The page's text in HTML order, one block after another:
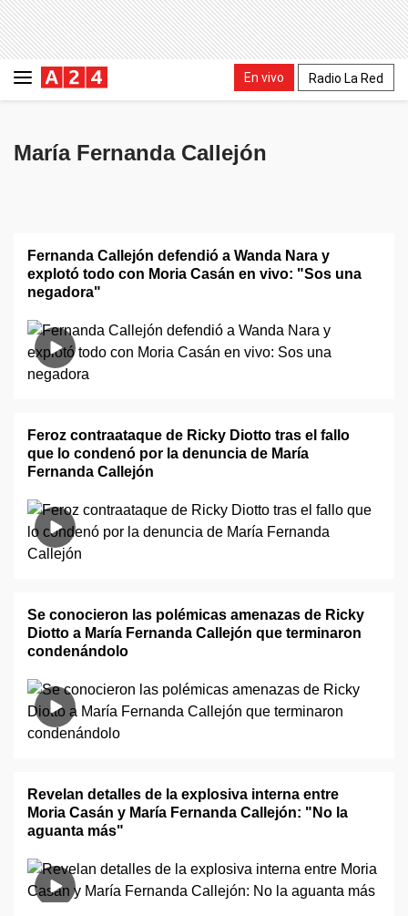
En vivo Radio La Red
María Fernanda Callejón
Fernanda Callejón defendió a Wanda Nara y
explotó todo con Moria Casán en vivo: "Sos una
negadora"
Feroz contraataque de Ricky Diotto tras el fallo
que lo condenó por la denuncia de María
Fernanda Callejón
Se conocieron las polémicas amenazas de Ricky
Diotto a María Fernanda Callejón que terminaron
condenándolo
Revelan detalles de la explosiva interna entre
Moria Casán y María Fernanda Callejón: "No la
aguanta más"